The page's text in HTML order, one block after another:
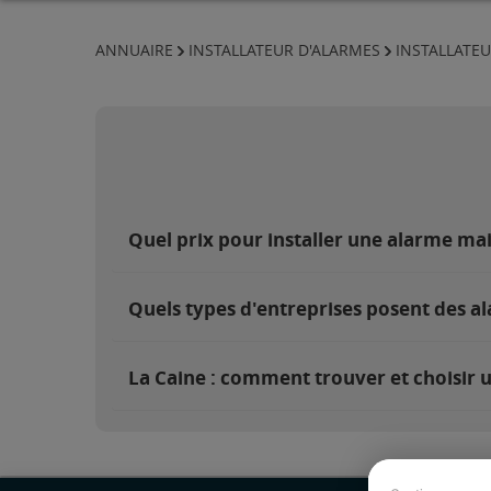
ANNUAIRE INSTALLATEUR D'ALARMES
Quel prix pour installer une alarme
Quels types d'entreprises posent des
La Caine : comment trouver et choisir